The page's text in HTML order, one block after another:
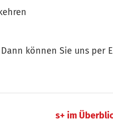
können Sie uns per
s+ im